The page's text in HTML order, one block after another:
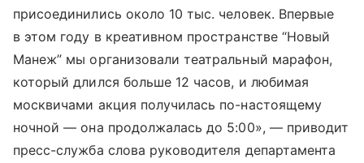
присоединились около 10 тыс. человек. Впервые
в этом году в креативном пространстве “Новый
Манеж” мы организовали театральный марафон,
который длился больше 12 часов, и любимая
москвичами акция получилась по-настоящему
ночной — она продолжалась до 5:00», — приводит
пресс-служба слова руководителя департамента